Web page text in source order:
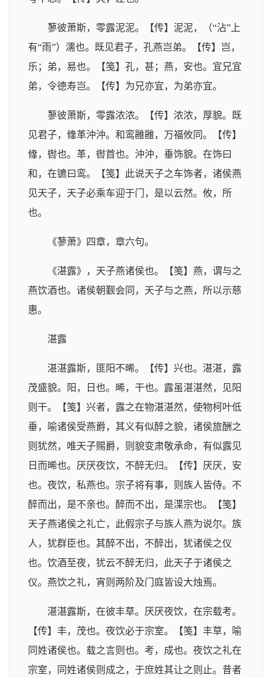
蓼彼萧斯，零露泥泥。【传】泥泥，（“沾”上
有“雨”）濡也。既见君子，孔燕岂弟。【传】岂，
乐；弟，易也。【笺】孔，甚；燕，安也。宜兄宜
弟，令德寿岂。【传】为兄亦宜，为弟亦宜。
蓼彼萧斯，零露浓浓。【传】浓浓，厚貌。既
见君子，鞗革沖沖。和鸾雝雝，万福攸同。【传】
鞗，辔也。革，辔首也。沖沖，垂饰貌。在饰曰
和，在镳曰鸾。【笺】此说天子之车饰者，诸侯燕
见天子，天子必乘车迎于门，是以云然。攸，所
也。
《蓼萧》四章，章六句。
《湛露》，天子燕诸侯也。【笺】燕，谓与之
燕饮酒也。诸侯朝觐会同，天子与之燕，所以示慈
惠。
湛露
湛湛露斯，匪阳不晞。【传】兴也。湛湛，露
茂盛貌。阳，日也。晞，干也。露虽湛湛然，见阳
则干。【笺】兴者，露之在物湛湛然，使物柯叶低
垂，喻诸侯受燕爵，其义有似醉之貌，诸侯旅酬之
则犹然，唯天子赐爵，则貌变肃敬承命，有似露见
日而晞也。厌厌夜饮，不醉无归。【传】厌厌，安
也。夜饮，私燕也。宗子将有事，则族人皆侍。不
醉而出，是不亲也。醉而不出，是渫宗也。【笺】
天子燕诸侯之礼亡，此假宗子与族人燕为说尔。族
人，犹群臣也。其醉不出，不醉出，犹诸侯之仪
也。饮酒至夜，犹云不醉无归，此天子于诸侯之
仪。燕饮之礼，宵则两阶及门庭皆设大烛焉。
湛湛露斯，在彼丰草。厌厌夜饮，在宗载考。
【传】丰，茂也。夜饮必于宗室。【笺】丰草，喻
同姓诸侯也。载之言则也。考，成也。夜饮之礼在
宗室，同姓诸侯则成之，于庶姓其让之则止。昔者